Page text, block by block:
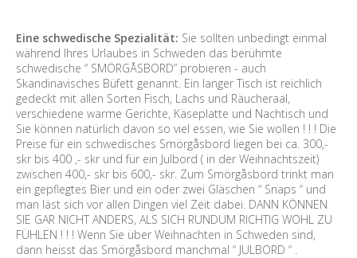
Eine schwedische Spezialität: Sie sollten unbedingt einmal
während Ihres Urlaubes in Schweden das berühmte
schwedische “ SMÖRGÅSBORD” probieren - auch
Skandinavisches Büfett genannt. Ein langer Tisch ist reichlich
gedeckt mit allen Sorten Fisch, Lachs und Räucheraal,
verschiedene warme Gerichte, Käseplatte und Nachtisch und
Sie können natürlich davon so viel essen, wie Sie wollen ! ! ! Die
Preise für ein schwedisches Smörgåsbord liegen bei ca. 300,-
skr bis 400 ,- skr und für ein Julbord ( in der Weihnachtszeit)
zwischen 400,- skr bis 600,- skr. Zum Smörgåsbord trinkt man
ein gepflegtes Bier und ein oder zwei Gläschen “ Snaps “ und
man läst sich vor allen Dingen viel Zeit dabei. DANN KÖNNEN
SIE GAR NICHT ANDERS, ALS SICH RUNDUM RICHTIG WOHL ZU
FÜHLEN ! ! ! Wenn Sie über Weihnachten in Schweden sind,
dann heisst das Smörgåsbord manchmal “ JULBORD “ .